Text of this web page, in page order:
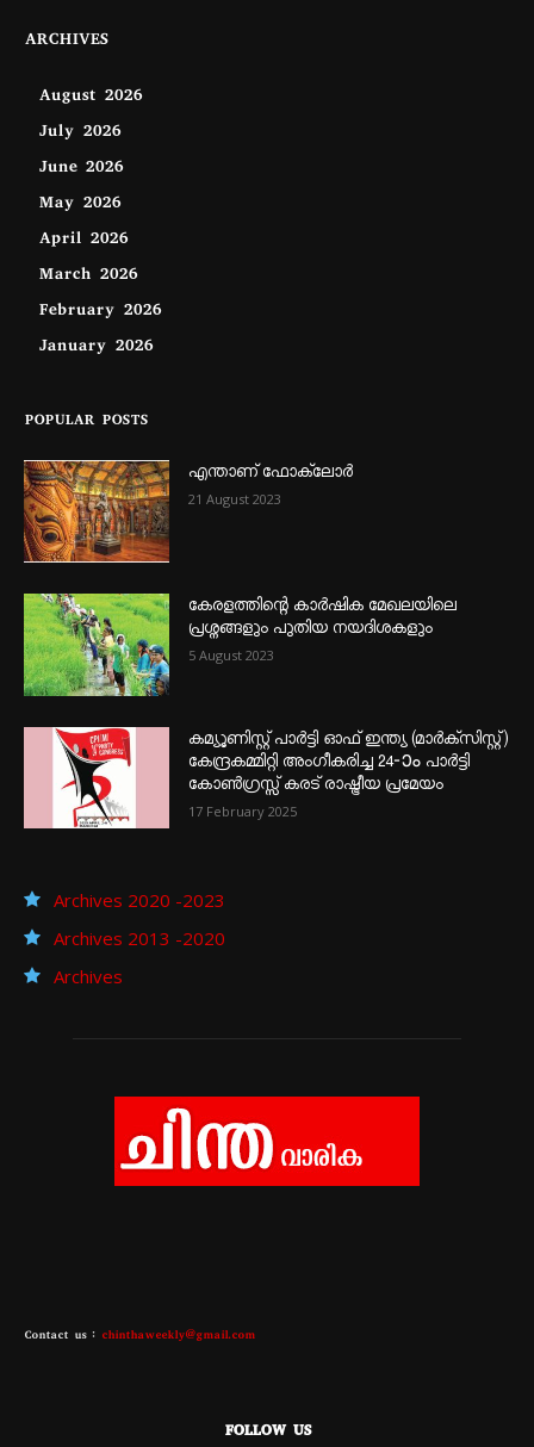
ARCHIVES
August 2026
July 2026
June 2026
May 2026
April 2026
March 2026
February 2026
January 2026
POPULAR POSTS
എന്താണ്‌ ഫോക്‌ലോർ
21 August 2023
കേരളത്തിന്റെ കാർഷിക മേഖലയിലെ
പ്രശ്നങ്ങളും പുതിയ നയദിശകളും
5 August 2023
കമ്യൂണിസ്റ്റ് പാർട്ടി ഓഫ് ഇന്ത്യ (മാർക്സിസ്റ്റ്)
കേന്ദ്രകമ്മിറ്റി അംഗീകരിച്ച 24‐ാം പാർട്ടി
കോൺഗ്രസ്സ് കരട് രാഷ്ട്രീയ പ്രമേയം
17 February 2025
Archives 2020 -2023
Archives 2013 -2020
Archives
Contact us : chinthaweekly@gmail.com
FOLLOW US